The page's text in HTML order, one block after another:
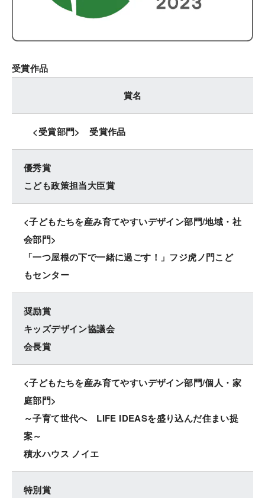
受賞作品
賞名
<受賞部門> 受賞作品
優秀賞
こども政策担当大臣賞
<子どもたちを産み育てやすいデザイン部門/地域・社
会部門>
「一つ屋根の下で一緒に過ごす！」フジ虎ノ門こど
もセンター
奨励賞
キッズデザイン協議会
会長賞
<子どもたちを産み育てやすいデザイン部門/個人・家
庭部門>
～子育て世代へ LIFE IDEASを盛り込んだ住まい提
案～
積水ハウス ノイエ
特別賞